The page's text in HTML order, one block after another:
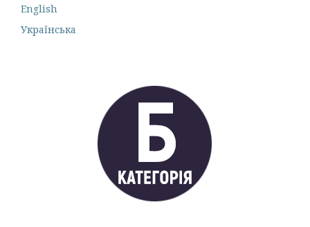
English
Українська